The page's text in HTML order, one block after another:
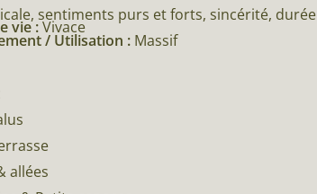
sentiments purs et forts, sincérité, durée
vie :Vivace
/ Utilisation : Massif
allées